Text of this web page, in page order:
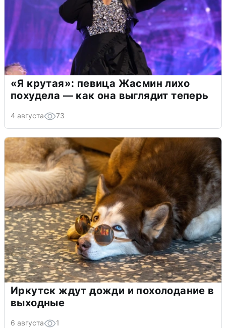
«Я крутая»: певица Жасмин лихо
похудела — как она выглядит теперь
4 августа 73
Иркутск ждут дожди и похолодание в
выходные
6 августа 1